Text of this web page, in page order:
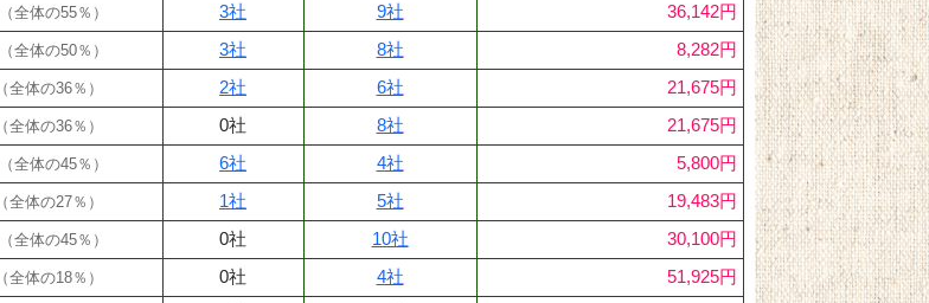
（全体の55％ ） 3社 9社
36,142円
（全体の50％ ） 3社 8社
8,282円
（全体の36％ ） 2社 6社
21,675円
（全体の36％ ） 0社 8社
21,675円
（全体の45％ ） 6社 4社
5,800円
（全体の27％ ） 1社 5社
19,483円
（全体の45％ ） 0社 10社
30,100円
（全体の18％ ） 0社 4社
51,925円